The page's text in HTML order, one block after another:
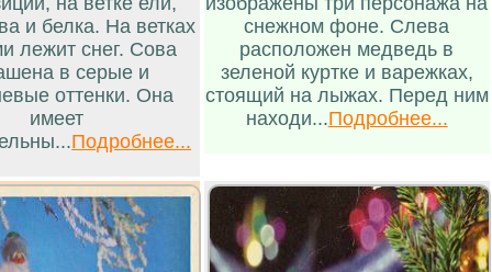
и белка. На ветках
лежит снег. Сова
в серые и
оттенки. Она
имеет
Подробнее...
снежном фоне. Слева
расположен медведь в
зеленой куртке и варежках,
стоящий на лыжах. Перед ним
находи...Подробнее...